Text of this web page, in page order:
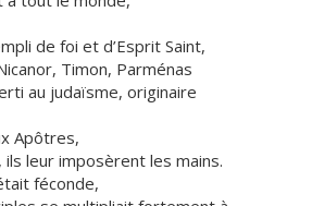
de foi et d’Esprit Saint,
Timon, Parménas
au judaïsme, originaire
Apôtres,
leur imposèrent les mains.
féconde,